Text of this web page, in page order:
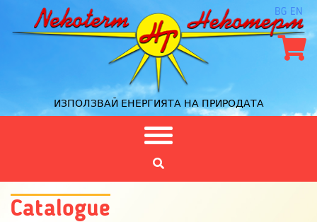
ИЗПОЛЗВАЙ ЕНЕРГИЯТА НА ПРИРОДАТА
BG EN
Catalogue